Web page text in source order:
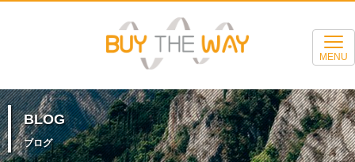
MENU
BLOG
ブログ